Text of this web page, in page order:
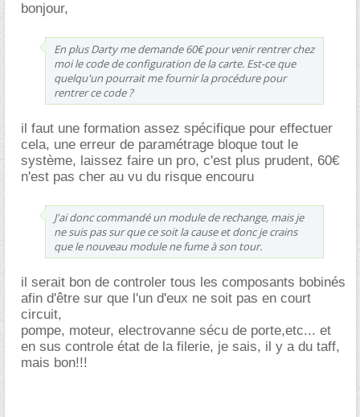
bonjour,
En plus Darty me demande 60€ pour venir rentrer chez
moi le code de configuration de la carte. Est-ce que
quelqu'un pourrait me fournir la procédure pour
rentrer ce code ?
il faut une formation assez spécifique pour effectuer
cela, une erreur de paramétrage bloque tout le
système, laissez faire un pro, c'est plus prudent, 60
n'est pas cher au vu du risque encouru
J'ai donc commandé un module de rechange, mais je
ne suis pas sur que ce soit la cause et donc je crains
que le nouveau module ne fume à son tour.
il serait bon de controler tous les composants bobinés
afin d'être sur que l'un d'eux ne soit pas en court
circuit,
pompe, moteur, electrovanne sécu de porte,etc... et
en sus controle état de la filerie, je sais, il y a du taff,
mais bon!!!